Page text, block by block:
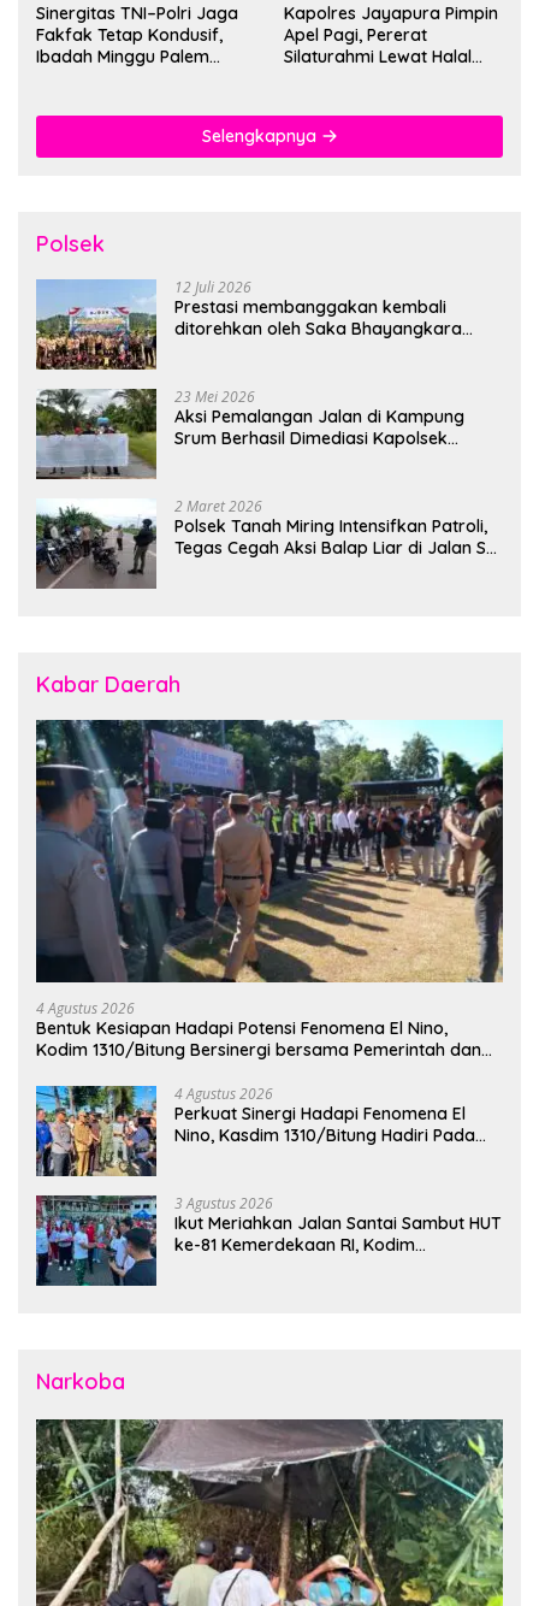
Sinergitas TNI–Polri Jaga
Fakfak Tetap Kondusif,
Ibadah Minggu Palem
Kapolres Jayapura Pimpin
Apel Pagi, Pererat
Silaturahmi Lewat Halal
Selengkapnya
Polsek
12 Juli 2026
Prestasi membanggakan kembali
ditorehkan oleh Saka Bhayangkara
23 Mei 2026
Aksi Pemalangan Jalan di Kampung
Srum Berhasil Dimediasi Kapolsek
2 Maret 2026
Polsek Tanah Miring Intensifkan Patroli,
Tegas Cegah Aksi Balap Liar di Jalan SP
Kabar Daerah
4 Agustus 2026
Bentuk Kesiapan Hadapi Potensi Fenomena El Nino,
Kodim 1310/Bitung Bersinergi bersama Pemerintah dan
Bencana
4 Agustus 2026
Perkuat Sinergi Hadapi Fenomena El
Nino, Kasdim 1310/Bitung Hadiri Pada
3 Agustus 2026
Ikut Meriahkan Jalan Santai Sambut HUT
ke-81 Kemerdekaan RI, Kodim
Narkoba